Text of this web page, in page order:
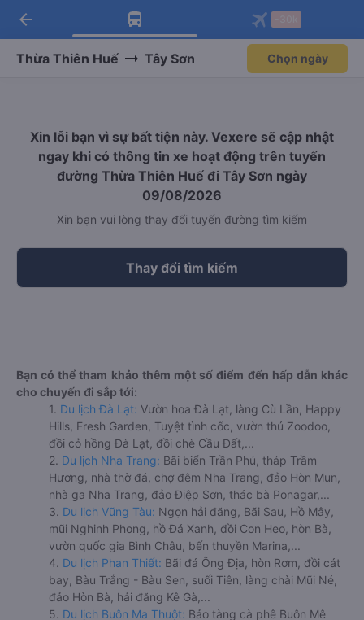
Tải app Vexere ngay!
Nhận ưu đãi thành viên độc
Mở app
Tải app Vexere
-30k/ghế khi đặt vé máy bay qua
Mở app
arrow_back
Thừa Thiên Huế Tây Sơn Chọn ngày
Xin lỗi bạn vì sự bất tiện này. Vexere sẽ cập nhật
ngay khi có thông tin xe hoạt động trên tuyến
đường Thừa Thiên Huế đi Tây Sơn ngày
09/08/2026
Xin bạn vui lòng thay đổi tuyến đường tìm kiếm
Thay đổi tìm kiếm
Bạn có thể tham khảo thêm một số điểm đến hấp dẫn khác
cho chuyến đi sắp tới:
1. Du lịch Đà Lạt: Vườn hoa Đà Lạt, làng Cù Lần, Happy
Hills, Fresh Garden, Tuyệt tình cốc, vườn thú Zoodoo,
đồi cỏ hồng Đà Lạt, đồi chè Cầu Đất,...
2. Du lịch Nha Trang: Bãi biển Trần Phú, tháp Trầm
Hương, nhà thờ đá, chợ đêm Nha Trang, đảo Hòn Mun,
nhà ga Nha Trang, đảo Điệp Sơn, thác bà Ponagar,...
3. Du lịch Vũng Tàu: Ngọn hải đăng, Bãi Sau, Hồ Mây,
mũi Nghinh Phong, hồ Đá Xanh, đồi Con Heo, hòn Bà,
vườn quốc gia Bình Châu, bến thuyền Marina,...
4. Du lịch Phan Thiết: Bãi đá Ông Địa, hòn Rơm, đồi cát
bay, Bàu Trắng - Bàu Sen, suối Tiên, làng chài Mũi Né,
đảo Hòn Bà, hải đăng Kê Gà,...
5. Du lịch Buôn Ma Thuột: Bảo tàng cà phê Buôn Mê